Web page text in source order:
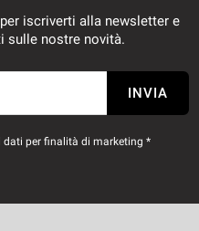
iscriverti alla newsletter e
sulle nostre novità.
INVIA
per finalità di marketing *